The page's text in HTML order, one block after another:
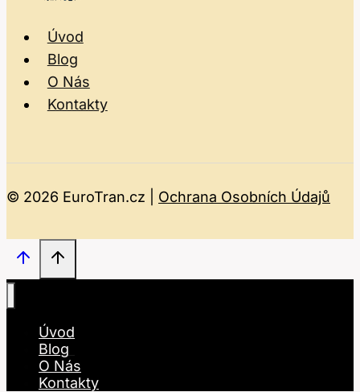
Úvod
Blog
O Nás
Kontakty
© 2026 EuroTran.cz | Ochrana Osobních Údajů
Úvod
Blog
O Nás
Kontakty